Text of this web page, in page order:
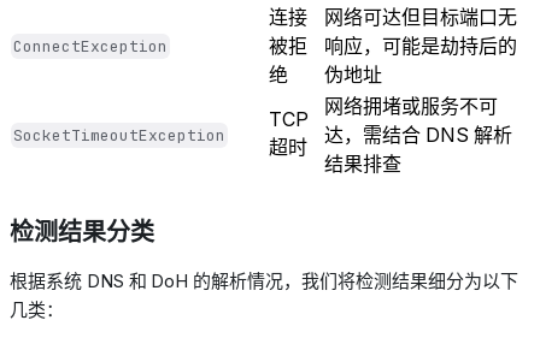
ConnectException
连接
被拒
绝
网络可达但目标端口无
响应，可能是劫持后的
伪地址
SocketTimeoutException
TCP
超时
网络拥堵或服务不可
达，需结合 DNS 解析
结果排查
检测结果分类
根据系统 DNS 和 DoH 的解析情况，我们将检测结果细分为以下
几类：